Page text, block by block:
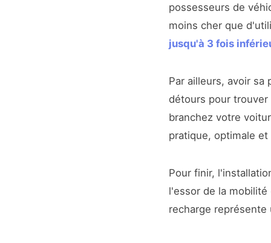
possesseurs de
moins cher que
jusqu'à 3 fois
Par ailleurs, avoir sa
détours pour
branchez votre
pratique, optimale
Pour finir,
l'essor de la
recharge